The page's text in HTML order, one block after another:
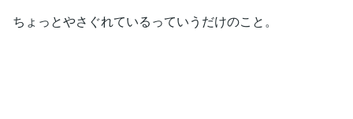
ちょっとやさぐれているっていうだけのこと。